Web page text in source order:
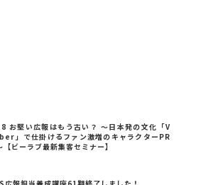
お堅い広報はもう古い？ ～日本発の文化「V
」で仕掛けるファン激増のキャラクターPR
【ビーラブ最新集客セミナー】